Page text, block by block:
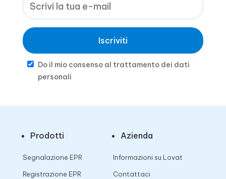
Iscriviti
Do il mio consenso al trattamento dei dati
personali
Prodotti
Segnalazione EPR
Registrazione EPR
Azienda
Informazioni su Lovat
Contattaci